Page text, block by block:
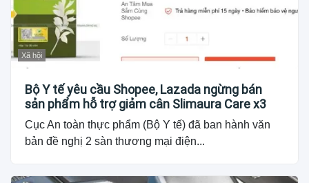
Xã hội
Bộ Y tế yêu cầu Shopee, Lazada ngừng bán
sản phẩm hỗ trợ giảm cân Slimaura Care x3
Cục An toàn thực phẩm (Bộ Y tế) đã ban hành văn
bản đề nghị 2 sàn thương mại điện...